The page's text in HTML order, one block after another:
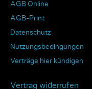
AGB Online
AGB-Print
Datenschutz
Nutzungsbedingungen
Verträge hier kündigen
Vertrag widerrufen